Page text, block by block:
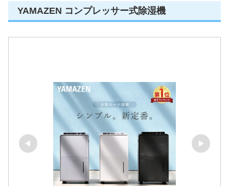
YAMAZEN コンプレッサー式除湿機